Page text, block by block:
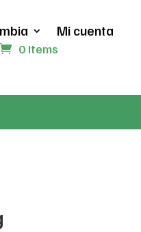
Mi cuenta
0 Items